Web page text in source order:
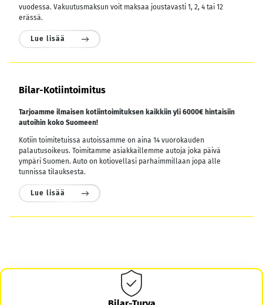
vuodessa. Vakuutusmaksun voit maksaa joustavasti 1, 2, 4 tai 12
erässä.
Lue lisää
Bilar-Kotiintoimitus
Tarjoamme ilmaisen kotiintoimituksen kaikkiin yli 6000€ hintaisiin
autoihin koko Suomeen!
Kotiin toimitetuissa autoissamme on aina 14 vuorokauden
palautusoikeus. Toimitamme asiakkaillemme autoja joka päivä
ympäri Suomen. Auto on kotiovellasi parhaimmillaan jopa alle
tunnissa tilauksesta.
Lue lisää